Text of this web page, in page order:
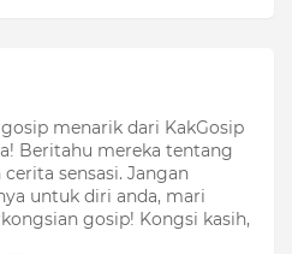
menarik dari KakGosip
Beritahu mereka tentang
sensasi. Jangan
untuk diri anda, mari
gosip! Kongsi kasih,